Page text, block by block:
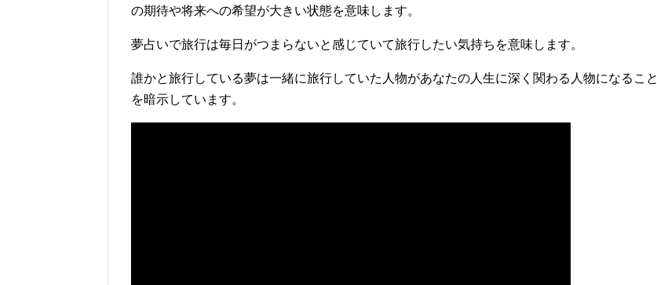
の期待や将来への希望が大きい状態を意味します。
夢占いで旅行は毎日がつまらないと感じていて旅行したい気持ちを意味します。
誰かと旅行している夢は一緒に旅行していた人物があなたの人生に深く関わる人物になること
を暗示しています。